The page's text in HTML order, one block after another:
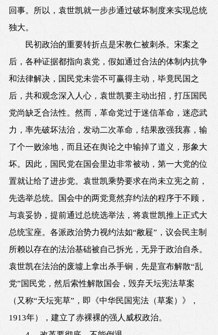
回事。所以，袁世凯就一步步通过破坏制度来实现总统
独大。
民初政治的重要转折点是宋教仁被刺杀。宋案之
后，各种证据都指向袁党，假如通过合法的体制内抗争
和法律解决，国民党未尝不可赢得主动，毕竟民国之
后，共和观念深入人心，袁世凯要主动出招，打压国民
党尚缺乏合法性。然而，革命党过于迷信革命，迷恋武
力，率先破坏法治，发动二次革命，结果敌强我寡，输
了个一败涂地，而且还在舆论之中输掉了道义，形象大
坏。因此，国民党在国会里边非常被动，第一大党的位
置就让给了进步党。袁世凯乘势要求在尚未立宪之前，
先选举总统。国会中的两党竟然弃约法的程序于不顾，
与袁妥协，提前通过总统选举法，将袁世凯推上正式大
总统宝座。各派政治势力视约法如“敝屣”，议会民主制
所赖以存在的法治基础被自己拆光，无异于政治自杀。
袁世凯在法治的废墟上拿出杀手锏，先是宣布解散“乱
党”国民党，然后索性解散国会，毁弃天坛宪法草案
（又称“天坛宪草”，即《中华民国宪法（草案）》，
1913年），建立了赤裸裸的强人威权政治。